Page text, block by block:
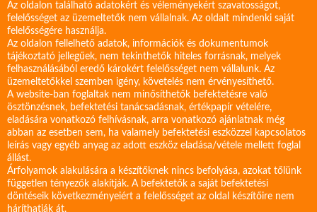
Az oldalon található adatokért és véleményekért szavatosságot,
felelősséget az üzemeltetők nem vállalnak. Az oldalt mindenki saját
felelősségére használja.
Az oldalon fellelhető adatok, információk és dokumentumok
tájékoztató jellegűek, nem tekinthetők hiteles forrásnak, melyek
felhasználásából eredő károkért felelősséget nem vállalunk. Az
üzemeltetőkkel szemben igény, követelés nem érvényesíthető.
A website-ban foglaltak nem minősíthetők befektetésre való
ösztönzésnek, befektetési tanácsadásnak, értékpapír vételére,
eladására vonatkozó felhívásnak, arra vonatkozó ajánlatnak még
abban az esetben sem, ha valamely befektetési eszközzel kapcsolatos
leírás vagy egyéb anyag az adott eszköz eladása/vétele mellett foglal
állást.
Árfolyamok alakulására a készítőknek nincs befolyása, azokat tőlünk
független tényezők alakítják. A befektetők a saját befektetési
döntéseik következményeiért a felelősséget az oldal készítőire nem
háríthatják át.